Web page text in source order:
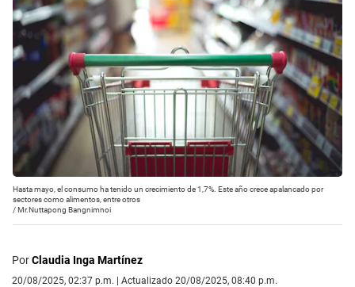
Hasta mayo, el consumo ha tenido un crecimiento de 1,7%. Este año crece apalancado por
sectores como alimentos, entre otros
/Mr.Nuttapong Bangnimnoi
PorClaudia Inga Martínez
20/08/2025, 02:37 p.m. | Actualizado 20/08/2025, 08:40 p.m.